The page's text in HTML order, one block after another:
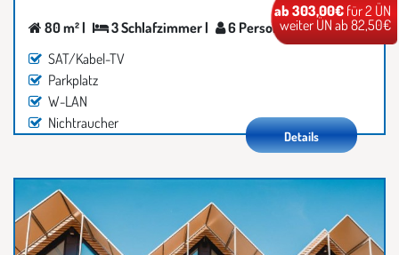
80 m² | 3 Schlafzimmer |
6 Personen
SAT/Kabel-TV
Parkplatz
W-LAN
Nichtraucher
ab 303,00€ für 2 ÜN
weiter ÜN ab 82,50€
Details